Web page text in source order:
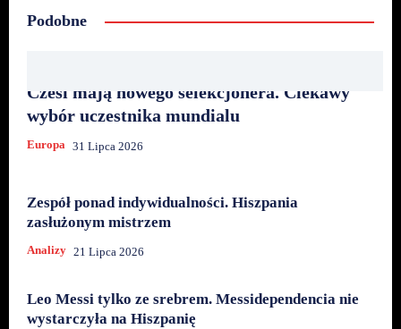
Podobne
Czesi mają nowego selekcjonera. Ciekawy
wybór uczestnika mundialu
Europa 31 Lipca 2026
Zespół ponad indywidualności. Hiszpania
zasłużonym mistrzem
Analizy 21 Lipca 2026
Leo Messi tylko ze srebrem. Messidependencia nie
wystarczyła na Hiszpanię